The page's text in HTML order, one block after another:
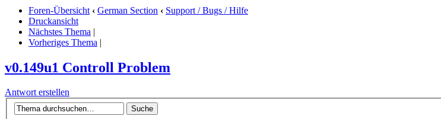
Foren-Übersicht ‹ German Section ‹ Support / Bugs / Hilfe
Druckansicht
Nächstes Thema |
Vorheriges Thema |
v0.149u1 Controll Problem
Antwort erstellen